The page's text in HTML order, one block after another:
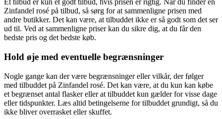
Et tilbud er kun et godt tilbud, hvis prisen er rigtig. Når du finder en
Zinfandel rosé på tilbud, så sørg for at sammenligne prisen med
andre butikker. Det kan være, at tilbuddet ikke er så godt som det ser
ud til. Ved at sammenligne priser kan du sikre dig, at du får den
bedste pris og det bedste køb.
Hold øje med eventuelle begrænsninger
Nogle gange kan der være begrænsninger eller vilkår, der følger
med tilbuddet på Zinfandel rosé. Det kan være, at du kun kan købe
et begrænset antal flasker eller at tilbuddet kun gælder for visse dage
eller tidspunkter. Læs altid betingelserne for tilbuddet grundigt, så du
ikke bliver overrasket eller skuffet.